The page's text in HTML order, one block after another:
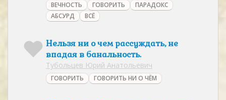
ВЕЧНОСТЬ ГОВОРИТЬ
ПАРАДОКС
АБСУРД
ВСЁ
Нельзя ни о чем рассуждать, не
впадая в банальность.
Тубольцев Юрий Анатольевич
ГОВОРИТЬ ГОВОРИТЬ НИ О ЧЁМ